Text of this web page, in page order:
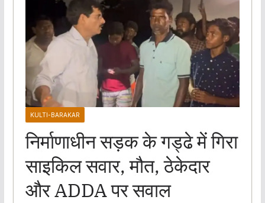
KULTI-BARAKAR
निर्माणाधीन सड़क के गड्ढे में गिरा
साइकिल सवार, मौत, ठेकेदार
और ADDA पर सवाल